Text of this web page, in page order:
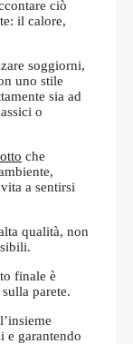
ciò
il calore,
soggiorni,
uno stile
sia ad
o
che
a sentirsi
qualità, non
finale è
parete.
e garantendo